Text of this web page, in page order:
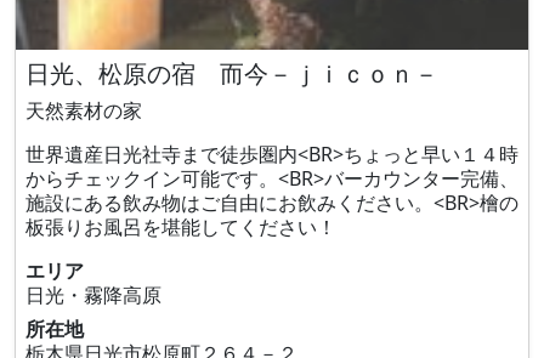
日光、松原の宿 而今－ｊｉｃｏｎ－
天然素材の家
世界遺産日光社寺まで徒歩圏内<BR>ちょっと早い１４時
からチェックイン可能です。<BR>バーカウンター完備、
施設にある飲み物はご自由にお飲みください。<BR>檜の
板張りお風呂を堪能してください！
エリア
日光・霧降高原
所在地